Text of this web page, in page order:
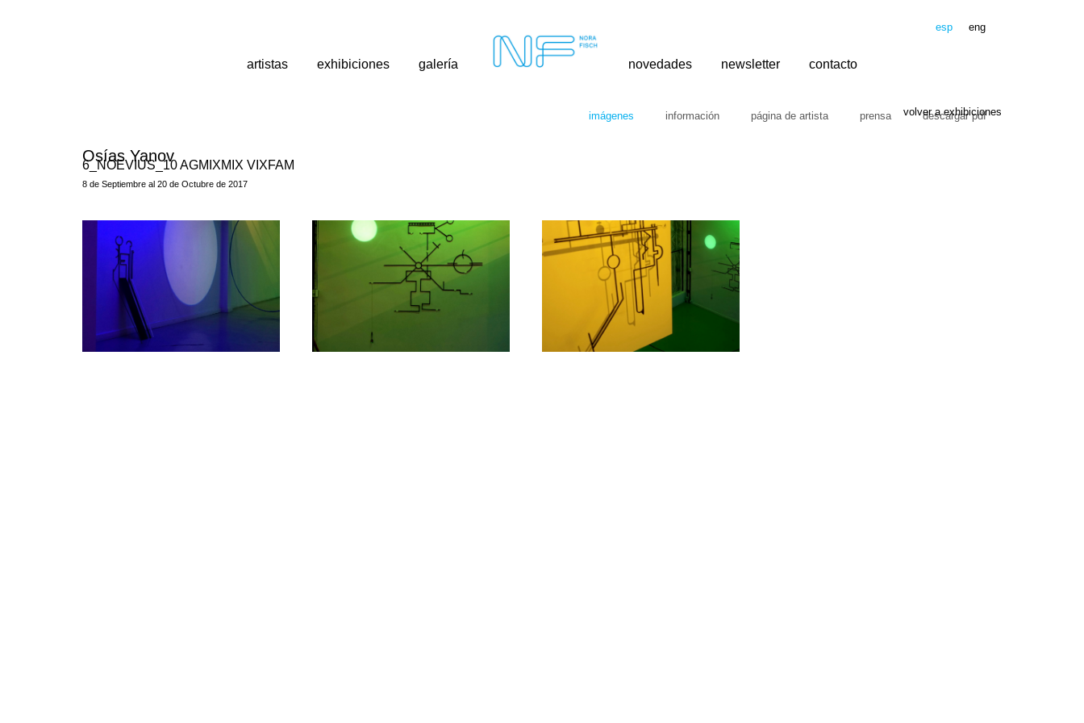
artistas exhibiciones galería novedades newsletter contacto
volver a exhibiciones
Osías Yanov
imágenes información página de artista prensa descargar pdf
6_NOEVIUS_10 AGMIXMIX VIXFAM
8 de Septiembre al 20 de Octubre de 2017
esp eng